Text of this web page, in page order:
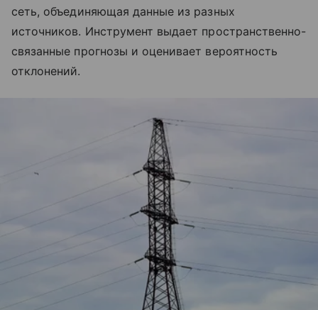
сеть, объединяющая данные из разных
источников. Инструмент выдает пространственно-
связанные прогнозы и оценивает вероятность
отклонений.